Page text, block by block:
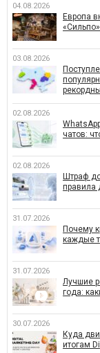
04.08.2026
Европа
03.08.2026
02.08.2026
чатов:
02.08.2026
Штраф
правила
31.07.2026
Почему
каждые
31.07.2026
Лучшие
года:
30.07.2026
Куда
итогам